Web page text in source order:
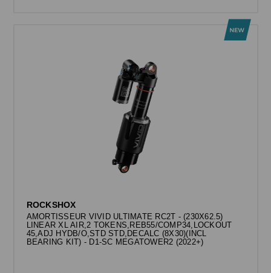
ROCKSHOX
AMORTISSEUR VIVID ULTIMATE RC2T - (230X62.5)
LINEAR XL AIR,2 TOKENS,REB55/COMP34,LOCKOUT
45,ADJ HYDB/O,STD STD,DECALC (8X30)(INCL
BEARING KIT) - D1-SC MEGATOWER2 (2022+)